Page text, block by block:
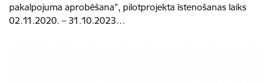
pakalpojuma aprobēšana”, pilotprojekta īstenošanas laiks
02.11.2020. – 31.10.2023…